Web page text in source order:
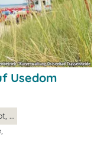
Usedom
...